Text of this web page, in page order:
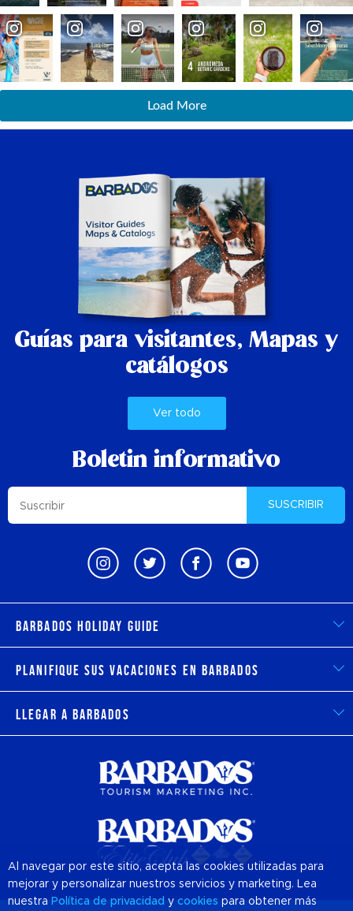
Load More
Guías para visitantes, Mapas y
catálogos
Ver todo
Boletin informativo
SUSCRIBIR
Barbados Holiday Guide
Planifique sus vacaciones en Barbados
Llegar a Barbados
Al navegar por este sitio, acepta las cookies utilizadas para
mejorar y personalizar nuestros servicios y marketing. Lea
nuestra Política de privacidad y cookies para obtener más